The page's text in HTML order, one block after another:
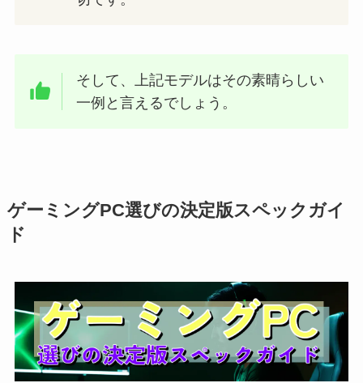
そして、上記モデルはその素晴らしい
一例と言えるでしょう。
ゲーミングPC選びの決定版スペックガイ
ド